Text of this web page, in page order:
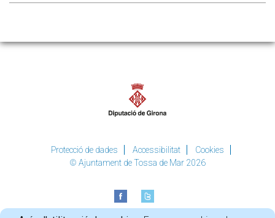
Protecció de dades Accessibilitat
Cookies
© Ajuntament de Tossa de Mar 2026